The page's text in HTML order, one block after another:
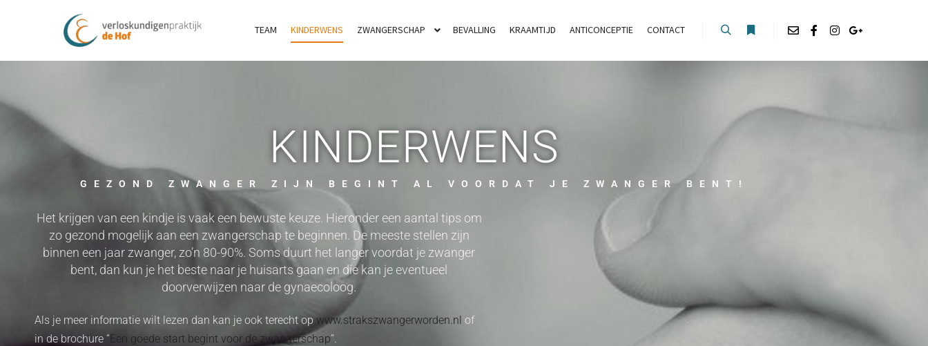
TEAM KINDERWENS ZWANGERSCHAP BEVALLING KRAAMTIJD ANTICONCEPTIE CONTACT
KINDERWENS
GEZOND ZWANGER ZIJN BEGINT AL VOORDAT JE ZWANGER BENT!
Het krijgen van een kindje is vaak een bewuste keuze. Hieronder een aantal tips om
zo gezond mogelijk aan een zwangerschap te beginnen. De meeste stellen zijn
binnen een jaar zwanger, zo’n 80-90%. Soms duurt het langer voordat je zwanger
bent, dan kun je het beste naar je huisarts gaan en die kan je eventueel
doorverwijzen naar de gynaecoloog.
Als je meer informatie wilt lezen dan kan je ook terecht opwww.strakszwangerworden.nl of
in de brochure “Een goede start begint voor de zwangerschap”.